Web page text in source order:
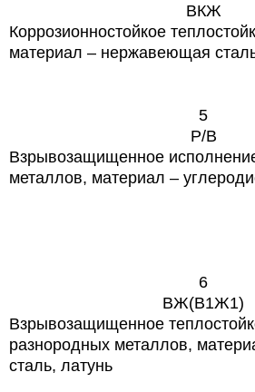
ВКЖ
Коррозионностойкое
материал – нержавеющая
5
Р/В
Взрывозащищенное
металлов, материал –
6
ВЖ(В1Ж1)
Взрывозащищенное
разнородных металлов,
сталь, латунь